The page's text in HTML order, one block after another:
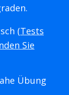
(Tests
Sie
Übung